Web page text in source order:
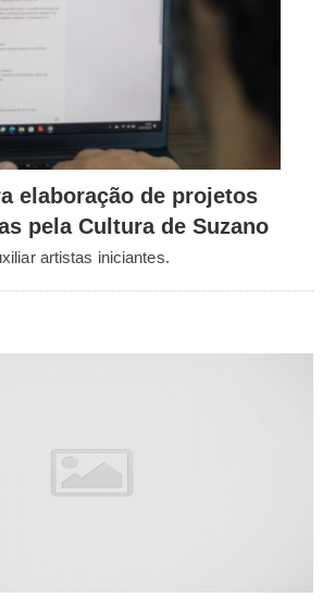
elaboração de projetos
pela Cultura de Suzano
artistas iniciantes.